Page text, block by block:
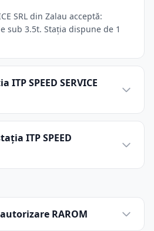
SRL din Zalau acceptă:
sub 3.5t. Stația dispune de 1
SPEED SERVICE
ITP SPEED
RAROM